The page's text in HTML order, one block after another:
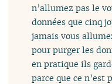
n’allumez pas le
données que cinq
jamais vous
pour purger les
en pratique ils
parce que ce n’est